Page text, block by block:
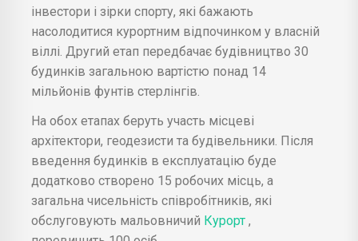
інвестори і зірки спорту, які бажають
насолодитися курортним відпочинком у власній
віллі. Другий етап передбачає будівництво 30
будинків загальною вартістю понад 14
мільйонів фунтів стерлінгів.
На обох етапах беруть участь місцеві
архітектори, геодезисти та будівельники. Після
введення будинків в експлуатацію буде
додатково створено 15 робочих місць, а
загальна чисельність співробітників, які
обслуговують мальовничий Курорт ,